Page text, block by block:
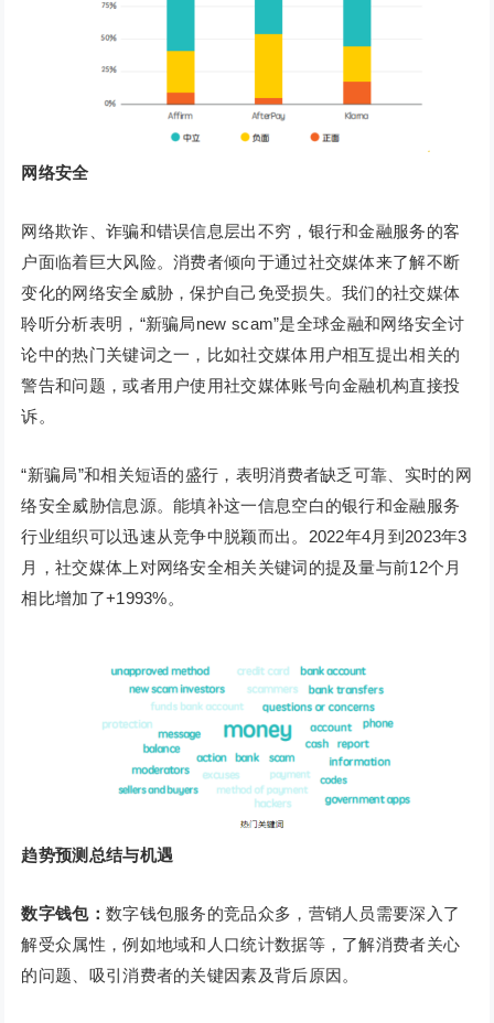
网络安全
网络欺诈、诈骗和错误信息层出不穷，银行和金融服务的客
户面临着巨大风险。消费者倾向于通过社交媒体来了解不断
变化的网络安全威胁，保护自己免受损失。我们的社交媒体
聆听分析表明，“新骗局new scam”是全球金融和网络安全讨
论中的热门关键词之一，比如社交媒体用户相互提出相关的
警告和问题，或者用户使用社交媒体账号向金融机构直接投
诉。
“新骗局”和相关短语的盛行，表明消费者缺乏可靠、实时的网
络安全威胁信息源。能填补这一信息空白的银行和金融服务
行业组织可以迅速从竞争中脱颖而出。2022年4月到2023年3
月，社交媒体上对网络安全相关关键词的提及量与前12个月
相比增加了+1993%。
趋势预测总结与机遇
数字钱包： 数字钱包服务的竞品众多，营销人员需要深入了
解受众属性，例如地域和人口统计数据等，了解消费者关心
的问题、吸引消费者的关键因素及背后原因。